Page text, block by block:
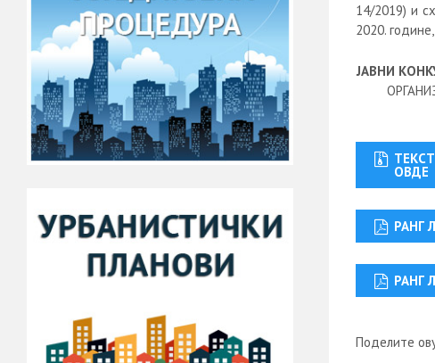
14/2019) и
2020.
ЈАВНИ
ОВДЕ
РАНГ
РАНГ
Поделите